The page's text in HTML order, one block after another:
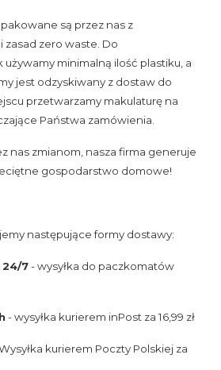
są przez nas z
zero waste. Do
minimalną ilość plastiku, a
jest odzyskiwany z dostaw do
przetwarzamy makulaturę na
Państwa zamówienia.
nas zmianom, nasza firma generuje
gospodarstwo domowe!
następujące formy dostawy:
24/7- wysyłka do paczkomatów
- wysyłka kurierem inPost za 16,99 zł
kurierem Poczty Polskiej za